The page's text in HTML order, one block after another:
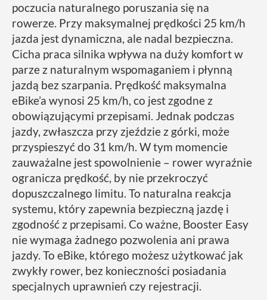
poczucia naturalnego poruszania się na
rowerze. Przy maksymalnej prędkości 25 km/h
jazda jest dynamiczna, ale nadal bezpieczna.
Cicha praca silnika wpływa na duży komfort w
parze z naturalnym wspomaganiem i płynną
jazdą bez szarpania. Prędkość maksymalna
eBike’a wynosi 25 km/h, co jest zgodne z
obowiązującymi przepisami. Jednak podczas
jazdy, zwłaszcza przy zjeździe z górki, może
przyspieszyć do 31 km/h. W tym momencie
zauważalne jest spowolnienie – rower wyraźnie
ogranicza prędkość, by nie przekroczyć
dopuszczalnego limitu. To naturalna reakcja
systemu, który zapewnia bezpieczną jazdę i
zgodność z przepisami. Co ważne, Booster Easy
nie wymaga żadnego pozwolenia ani prawa
jazdy. To eBike, którego możesz użytkować jak
zwykły rower, bez konieczności posiadania
specjalnych uprawnień czy rejestracji.